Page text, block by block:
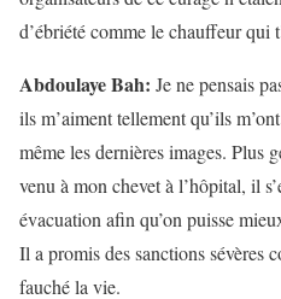
d’ébriété comme le chauffeur qui
Abdoulaye Bah: Je ne pensais
ils m’aiment tellement qu’ils
même les dernières images. Plus
venu à mon chevet à l’hôpital, il
évacuation afin qu’on puisse
Il a promis des sanctions sévères
fauché la vie.